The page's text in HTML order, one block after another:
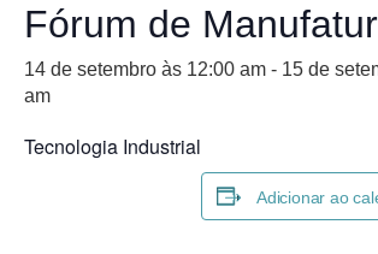
Fórum de
14 de setembro às 12:00 am - 15 de
am
Tecnologia Industrial
Adicionar ao